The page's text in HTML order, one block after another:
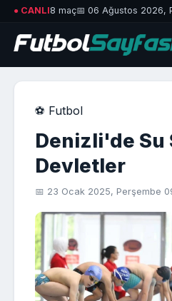
● CANLI8 maç📅 06 Ağustos 2026,
⚽ Futbol
Denizli'de Su
Devletler
📅 23 Ocak 2025, Perşembe